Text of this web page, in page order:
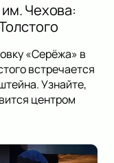
Чехова:
«Серёжа» в
встречается
Узнайте,
центром